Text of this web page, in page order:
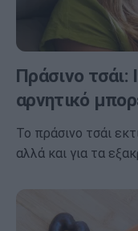
Πράσινο τσάι:
αρνητικό
Το πράσινο τσάι
αλλά και για τα